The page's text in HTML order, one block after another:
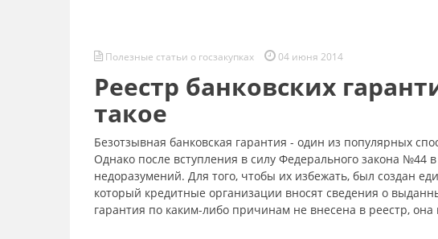
Полезные статьи о госзакупках 04 июня 2014
Реестр банковских
такое
Безотзывная банковская гарантия - один из популярных
Однако после вступления в силу Федерального закона №44
недоразумений. Для того, чтобы их избежать, был создан
который кредитные организации вносят сведения о
гарантия по каким-либо причинам не внесена в реестр,